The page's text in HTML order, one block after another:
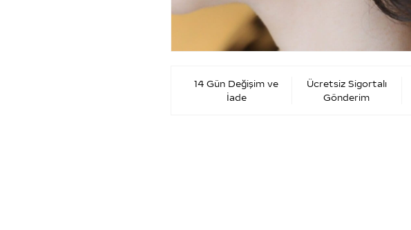
14 Gün Değişim ve
İade
Ücretsiz Sigortalı
Gönderim